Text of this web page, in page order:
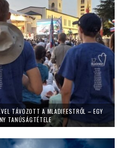
TÁVOZOTT A MLADIFESTRŐL – EGY
TANÚSÁGTÉTELE